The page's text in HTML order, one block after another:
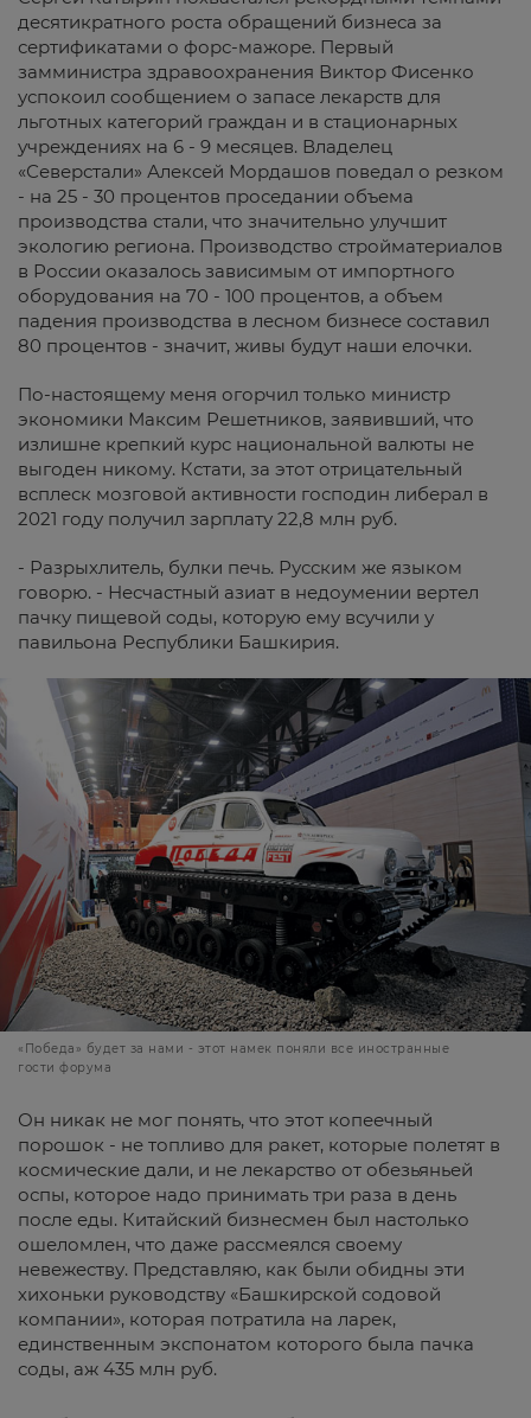
десятикратного роста обращений бизнеса за
сертификатами о форс-мажоре. Первый
замминистра здравоохранения Виктор Фисенко
успокоил сообщением о запасе лекарств для
льготных категорий граждан и в стационарных
учреждениях на 6 - 9 месяцев. Владелец
«Северстали» Алексей Мордашов поведал о резком
- на 25 - 30 процентов проседании объема
производства стали, что значительно улучшит
экологию региона. Производство стройматериалов
в России оказалось зависимым от импортного
оборудования на 70 - 100 процентов, а объем
падения производства в лесном бизнесе составил
80 процентов - значит, живы будут наши елочки.
По-настоящему меня огорчил только министр
экономики Максим Решетников, заявивший, что
излишне крепкий курс национальной валюты не
выгоден никому. Кстати, за этот отрицательный
всплеск мозговой активности господин либерал в
2021 году получил зарплату 22,8 млн руб.
- Разрыхлитель, булки печь. Русским же языком
говорю. - Несчастный азиат в недоумении вертел
пачку пищевой соды, которую ему всучили у
павильона Республики Башкирия.
«Победа» будет за нами - этот намек поняли все иностранные
гости форума
Он никак не мог понять, что этот копеечный
порошок - не топливо для ракет, которые полетят в
космические дали, и не лекарство от обезьяньей
оспы, которое надо принимать три раза в день
после еды. Китайский бизнесмен был настолько
ошеломлен, что даже рассмеялся своему
невежеству. Представляю, как были обидны эти
хихоньки руководству «Башкирской содовой
компании», которая потратила на ларек,
единственным экспонатом которого была пачка
соды, аж 435 млн руб.